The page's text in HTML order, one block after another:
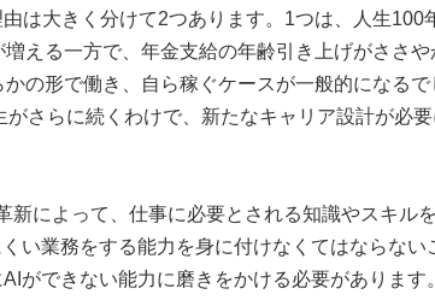
は大きく分けて2つあります。1つは、人生100
える一方で、年金支給の年齢引き上げがささや
の形で働き、自ら稼ぐケースが一般的になる
さらに続くわけで、新たなキャリア設計が必
新によって、仕事に必要とされる知識やスキル
い業務をする能力を身に付けなくてはならない
ができない能力に磨きをかける必要があります。